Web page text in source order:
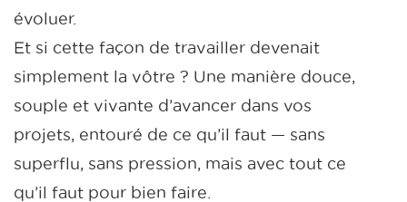
évoluer.
Et si cette façon de travailler devenait
simplement la vôtre ? Une manière douce,
souple et vivante d’avancer dans vos
projets, entouré de ce qu’il faut — sans
superflu, sans pression, mais avec tout ce
qu’il faut pour bien faire.